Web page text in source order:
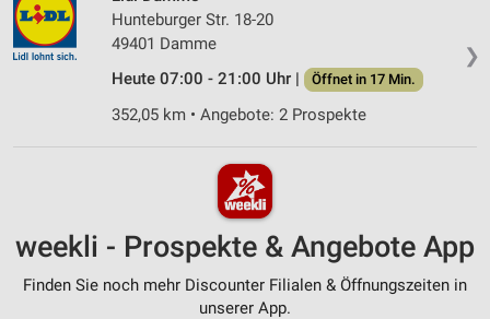
❯
Hunteburger Str. 18-20
49401 Damme
Heute 07:00 - 21:00 Uhr |
Öffnet in 17 Min.
352,05 km • Angebote: 2 Prospekte
weekli - Prospekte & Angebote App
Finden Sie noch mehr Discounter Filialen & Öffnungszeiten in
unserer App.